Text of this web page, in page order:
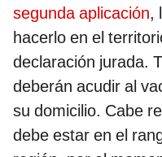
segunda aplicación,
hacerlo en el
declaración jurada.
deberán acudir al
su domicilio. Cabe
debe estar en el